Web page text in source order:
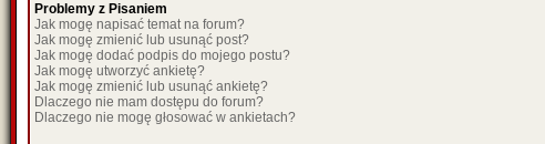
Problemy z Pisaniem
Jak mogę napisać temat na forum?
Jak mogę zmienić lub usunąć post?
Jak mogę dodać podpis do mojego postu?
Jak mogę utworzyć ankietę?
Jak mogę zmienić lub usunąć ankietę?
Dlaczego nie mam dostępu do forum?
Dlaczego nie mogę głosować w ankietach?